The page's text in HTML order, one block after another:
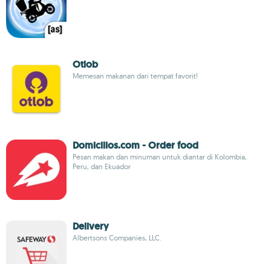
Otlob
Memesan makanan dari tempat favorit!
Domicilios.com - Order food
Pesan makan dan minuman untuk diantar di Kolombia,
Peru, dan Ekuador
Delivery
Albertsons Companies, LLC.